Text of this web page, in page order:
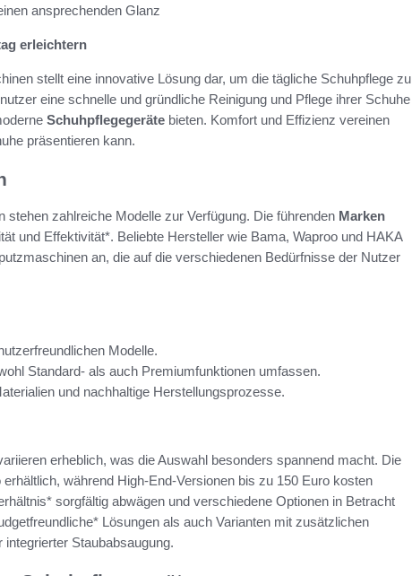
ansprechenden Glanz
erleichtern
stellt eine innovative Lösung dar, um die tägliche Schuhpflege zu
eine schnelle und gründliche Reinigung und Pflege ihrer Schuhe
Schuhpflegegeräte bieten. Komfort und Effizienz vereinen
präsentieren kann.
zahlreiche Modelle zur Verfügung. Die führenden Marken
und Effektivität*. Beliebte Hersteller wie Bama, Waproo und HAKA
an, die auf die verschiedenen Bedürfnisse der Nutzer
Modelle.
Standard- als auch Premiumfunktionen umfassen.
und nachhaltige Herstellungsprozesse.
erheblich, was die Auswahl besonders spannend macht. Die
während High-End-Versionen bis zu 150 Euro kosten
sorgfältig abwägen und verschiedene Optionen in Betracht
Lösungen als auch Varianten mit zusätzlichen
Staubabsaugung.